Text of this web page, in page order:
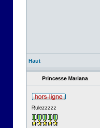
Haut
Princesse Mariana
Rulezzzzz